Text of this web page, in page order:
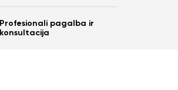
Profesionali pagalba ir
konsultacija